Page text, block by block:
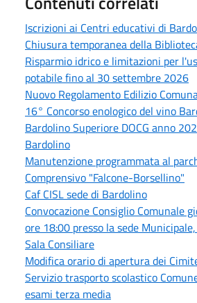
Iscrizioni ai Centri educativi di
Chiusura temporanea della
Risparmio idrico e limitazioni per
potabile fino al 30 settembre 2026
Nuovo Regolamento Edilizio
16° Concorso enologico del vino
Bardolino Superiore DOCG anno
Bardolino
Manutenzione programmata al
Comprensivo "Falcone-Borsellino"
Caf CISL sede di Bardolino
Convocazione Consiglio Comunale
ore 18:00 presso la sede
Sala Consiliare
Modifica orario di apertura dei
Servizio trasporto scolastico
esami terza media